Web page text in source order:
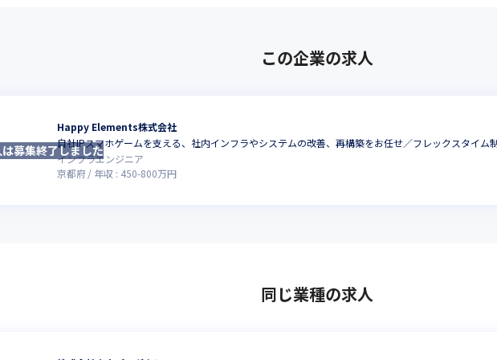
この企業の求人
Happy Elements株式会社
自社IPスマホゲームを支える、社内インフラやシステムの改善、再構築をお任せ／フレックスタイム
インフラエンジニア
京都府
年収 : 450-800万円
募集終了しました
同じ業種の求人